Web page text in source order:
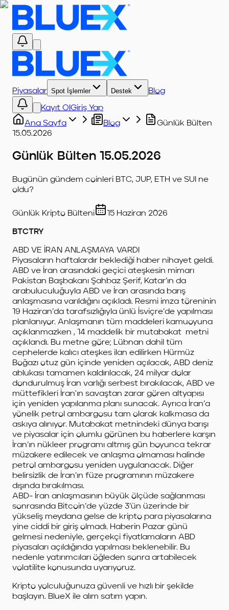
Piyasalar Spot İşlemler Destek Blog
Kayıt Ol Giriş Yap
Ana Sayfa
Blog
Günlük Bülten
15.05.2026
Günlük Bülten 15.05.2026
Bugünün gündem coinleri BTC, JUP, ETH ve SUI ne
oldu?
Günlük Kripto Bülteni 15 Haziran 2026
BTCTRY
ABD VE İRAN ANLAŞMAYA VARDI
Piyasaların haftalardır beklediği haber nihayet geldi.
ABD ve İran arasındaki geçici ateşkesin mimarı
Pakistan Başbakanı Şahbaz Şerif, Katar’ın da
arabuluculuğuyla ABD ve İran arasında barış
anlaşmasına varıldığını açıkladı. Resmi imza töreninin
19 Haziran’da tarafsızlığıyla ünlü İsviçre’de yapılması
planlanıyor. Anlaşmanın tüm maddeleri kamuoyuna
açıklanmazken , 14 maddelik bir mutabakat metni
açıklandı. Bu metne göre; Lübnan dahil tüm
cephelerde kalıcı ateşkes ilan edilirken Hürmüz
Boğazı otuz gün içinde yeniden açılacak, ABD deniz
ablukası tamamen kaldırılacak, 24 milyar dolar
dondurulmuş İran varlığı serbest bırakılacak, ABD ve
müttefikleri İran'ın savaştan zarar gören altyapısı
için yeniden yapılanma planı sunacak. Ayrıca İran’a
yönelik petrol ambargosu tam olarak kalkmasa da
askıya alınıyor. Mutabakat metnindeki dünya barışı
ve piyasalar için olumlu görünen bu haberlere karşın
İran’ın nükleer programı altmış gün boyunca tekrar
müzakere edilecek ve anlaşma olmaması halinde
petrol ambargosu yeniden uygulanacak. Diğer
belirsizlik de İran’ın füze programının müzakere
dışında bırakılması.
ABD- İran anlaşmasının büyük ölçüde sağlanması
sonrasında Bitcoin’de yüzde 3’ün üzerinde bir
yükseliş meydana gelse de kripto para piyasalarına
yine ciddi bir giriş olmadı. Haberin Pazar günü
gelmesi nedeniyle, gerçekçi fiyatlamaların ABD
piyasaları açıldığında yapılması beklenebilir. Bu
nedenle yatırımcıları öğleden sonra artabilecek
volatilite konusunda uyarıyoruz.
Kripto yolculuğunuza güvenli ve hızlı bir şekilde
başlayın. BlueX ile alım satım yapın.